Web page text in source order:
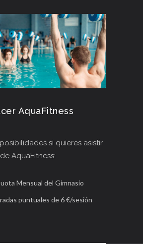
AquaFitness
si quieres asistir
AquaFitness:
Mensual del Gimnasio
puntuales de 6 €/sesión